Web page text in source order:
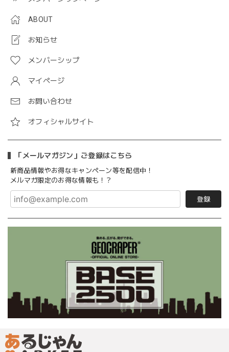
ABOUT
お知らせ
メンバーシップ
マイページ
お問い合わせ
オフィシャルサイト
「メールマガジン」ご登録はこちら
新商品情報やお得なキャンペーン等を配信中！
メルマガ限定のお得な情報も！？
登録